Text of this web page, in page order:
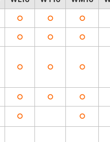
○ ○ ○
○ ○ ○
○ ○ ○
○ ○ ○
○ ○